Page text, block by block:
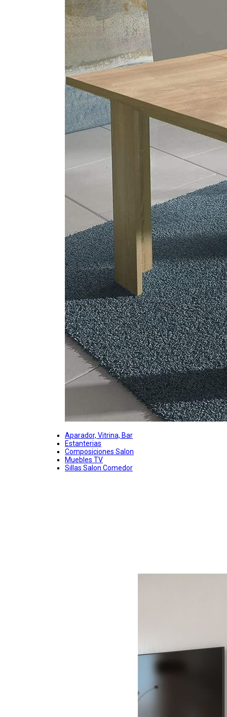
Aparador, Vitrina, Bar
Estanterias
Composiciones Salon
Muebles TV
Sillas Salon Comedor